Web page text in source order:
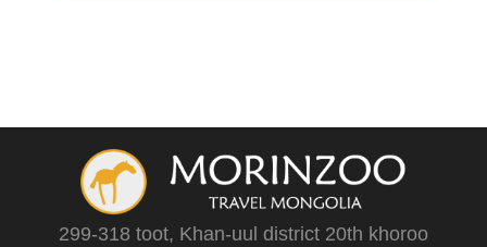
299-318 toot, Khan-uul district 20th khoroo